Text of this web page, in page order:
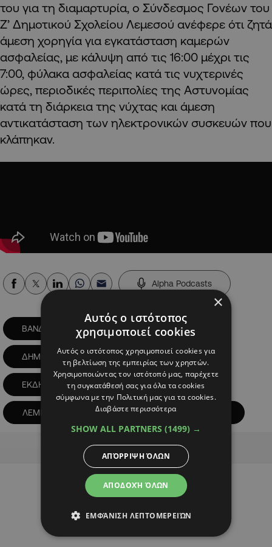
του για τη διαμαρτυρία, ο Σύνδεσμος Γονέων του
Ζ’ Δημοτικού Σχολείου Λεμεσού ανέφερε ότι ζητά
άμεση χορηγία για εγκατάσταση καμερών
ασφαλείας, με κάλυψη από τις 16:00 μέχρι τις
7:00, φύλακα ασφαλείας κατά τις νυχτερινές
ώρες, περιοδικές περιπολίες της Αστυνομίας
κατά τη διάρκεια της νύχτας και άμεση
αντικατάσταση των ηλεκτρονικών συσκευών που
κλάπηκαν.
Alpha Podcasts
ΒΑΝΔΑΛΙΣΜΟΙ ΓΟΝΕΙΣ
ΔΗΜΟΤΙΚΟ ΣΧΟΛΕΙΟ ΔΙΑΜΑΡΤΥΡΙΑ
ΕΚΔΗΛΩΣΗ ΔΙΑΜΑΡΤΥΡΙΑΣ ΚΛΟΠΗ
ΛΕΜΕΣΟΣ ΠΑΙΔΙΑ
×
Αυτός ο ιστότοπος
χρησιμοποιεί cookies
Αυτός ο ιστότοπος χρησιμοποιεί cookies για
τη βελτίωση της εμπειρίας των χρηστών.
Χρησιμοποιώντας τον ιστότοπό μας, παρέχετε
τη συγκατάθεσή σας για όλα τα cookies
σύμφωνα με την Πολιτική μας για τα cookies.
Διαβάστε περισσότερα
SHOW ALL PARTNERS (1499) →
ΑΠΟΔΟΧΉ ΌΛΩΝ
ΑΠΌΡΡΙΨΗ ΌΛΩΝ
ΕΜΦΆΝΙΣΗ ΛΕΠΤΟΜΕΡΕΙΏΝ